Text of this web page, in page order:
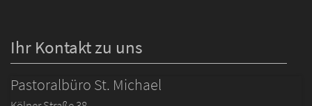
Ihr Kontakt zu uns
Pastoralbüro St. Michael